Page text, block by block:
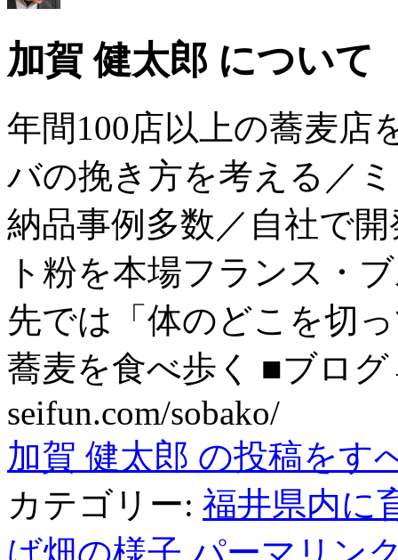
加賀 健太郎 について
年間100店以上の蕎麦店
バの挽き方を考える／
納品事例多数／自社で
ト粉を本場フランス・
先では「体のどこを切
蕎麦を食べ歩く ■ブロ
seifun.com/sobako/
加賀 健太郎 の投稿をす
カテゴリー: 福井県内に
ば畑の様子 パーマリン